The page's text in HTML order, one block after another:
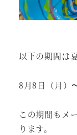
以下の期間は
8月8日（月）
この期間もメ
ります。